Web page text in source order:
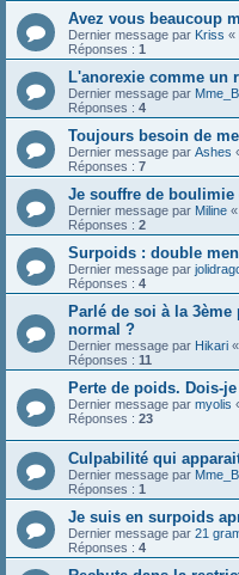
Avez vous beaucoup
Dernier message par Kriss «
Réponses : 1
L'anorexie comme un
Dernier message par
Réponses : 4
Toujours besoin de
Dernier message par Ashes
Réponses : 7
Je souffre de boulimie
Dernier message par Miline «
Réponses : 2
Surpoids : double
Dernier message par
Réponses : 4
Parlé de soi à la
normal ?
Dernier message par Hikari «
Réponses : 11
Perte de poids. Dois-
Dernier message par myolis
Réponses : 23
Culpabilité qui
Dernier message par
Réponses : 1
Je suis en surpoids
Dernier message par 21
Réponses : 4